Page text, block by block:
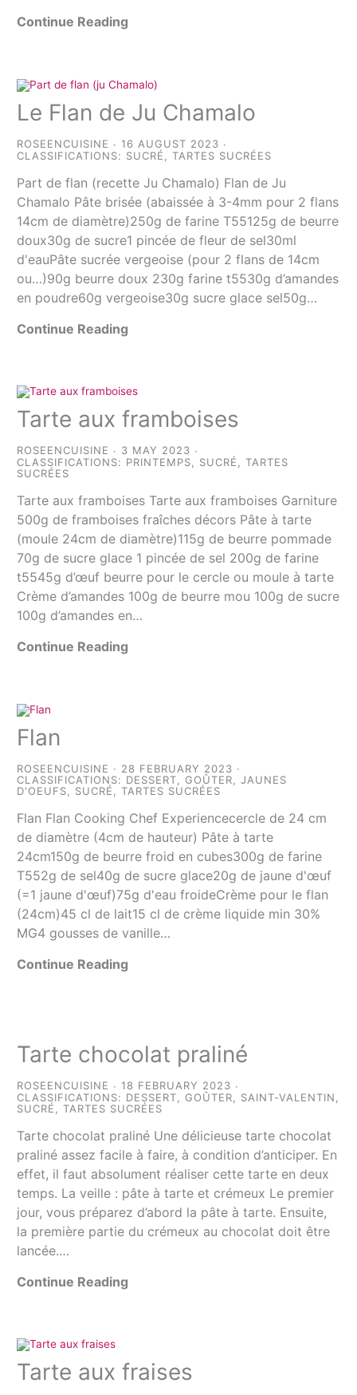
Continue Reading
Le Flan de Ju Chamalo
ROSEENCUISINE
16 AUGUST 2023
CLASSIFICATIONS: SUCRÉ ,TARTES SUCRÉES
Part de flan (recette Ju Chamalo) Flan de Ju
Chamalo Pâte brisée (abaissée à 3-4mm pour 2 flans
14cm de diamètre)250g de farine T55125g de beurre
doux30g de sucre1 pincée de fleur de sel30ml
d'eauPâte sucrée vergeoise (pour 2 flans de 14cm
ou…)90g beurre doux 230g farine t5530g d’amandes
en poudre60g vergeoise30g sucre glace sel50g…
Continue Reading
Tarte aux framboises
ROSEENCUISINE
3 MAY 2023
CLASSIFICATIONS: PRINTEMPS SUCRÉ ,TARTES
SUCRÉES
Tarte aux framboises Tarte aux framboises Garniture
500g de framboises fraîches décors Pâte à tarte
(moule 24cm de diamètre)115g de beurre pommade
70g de sucre glace 1 pincée de sel 200g de farine
t5545g d’œuf beurre pour le cercle ou moule à tarte
Crème d’amandes 100g de beurre mou 100g de sucre
100g d’amandes en…
Continue Reading
Flan
ROSEENCUISINE
28 FEBRUARY 2023
CLASSIFICATIONS: DESSERT,GOÛTER,JAUNES
D'OEUFS, SUCRÉ,TARTES SUCRÉES
Flan Flan Cooking Chef Experiencecercle de 24 cm
de diamètre (4cm de hauteur) Pâte à tarte
24cm150g de beurre froid en cubes300g de farine
T552g de sel40g de sucre glace20g de jaune d'œuf
(=1 jaune d'œuf)75g d'eau froideCrème pour le flan
(24cm)45 cl de lait15 cl de crème liquide min 30%
MG4 gousses de vanille…
Continue Reading
Tarte chocolat praliné
ROSEENCUISINE
18 FEBRUARY 2023
CLASSIFICATIONS: DESSERT ,GOÛTER SAINT-VALENTIN
SUCRÉ
,TARTES SUCRÉES
Tarte chocolat praliné Une délicieuse tarte chocolat
praliné assez facile à faire, à condition d’anticiper. En
effet, il faut absolument réaliser cette tarte en deux
temps. La veille : pâte à tarte et crémeux Le premier
jour, vous préparez d’abord la pâte à tarte. Ensuite,
la première partie du crémeux au chocolat doit être
lancée.…
Continue Reading
Tarte aux fraises